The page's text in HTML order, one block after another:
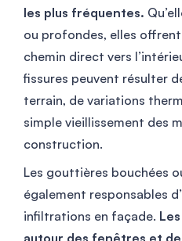
les plus fréquentes.
ou profondes, elles offrent
chemin direct vers
fissures peuvent résulter
terrain, de variations
simple vieillissement des
construction.
Les gouttières bouchées
également responsables
infiltrations en façade.